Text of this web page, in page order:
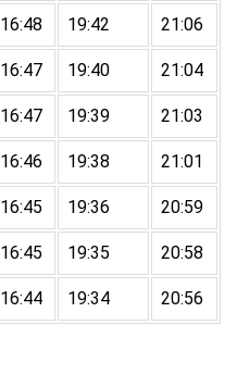
16:48 19:42 21:06
16:47 19:40 21:04
16:47 19:39 21:03
16:46 19:38 21:01
16:45 19:36 20:59
16:45 19:35 20:58
16:44 19:34 20:56